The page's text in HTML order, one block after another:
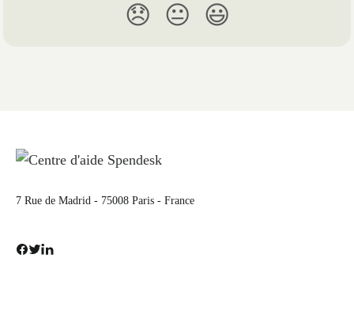
😞 😐 😃
7 Rue de Madrid - 75008 Paris - France